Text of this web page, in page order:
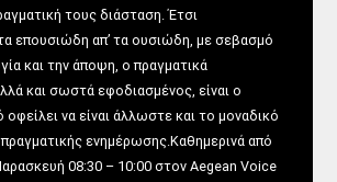
τους διάσταση. Έτσι
επουσιώδη απ’ τα ουσιώδη, με σεβασμό
και την άποψη, ο πραγματικά
και σωστά εφοδιασμένος, είναι ο
να είναι άλλωστε και το μοναδικό
ενημέρωσης.Καθημερινά από
08:30 – 10:00 στον Aegean Voice